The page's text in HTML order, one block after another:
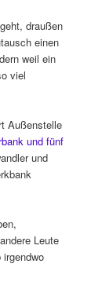
draußen
einen
weil ein
viel
Außenstelle
und fünf
und
Leute